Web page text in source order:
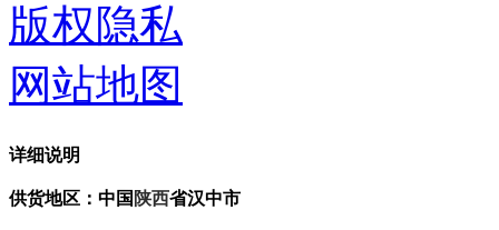
详细说明
供货地区：中国 陕西省汉中市
版权隐私
网站地图